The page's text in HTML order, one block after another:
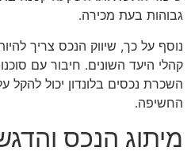
גבוהות בעת מכירה.
נוסף על כך, שיווק הנכס צריך
קהלי היעד השונים. חיבור עם
השכרת נכסים בלונדון יכול
החשיפה.
מיתוג הנכס